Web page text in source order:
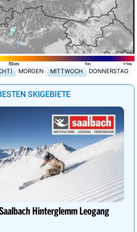
MORGEN MITTWOCH DONNERSTAG
SKIGEBIETE
Hinterglemm Leogang